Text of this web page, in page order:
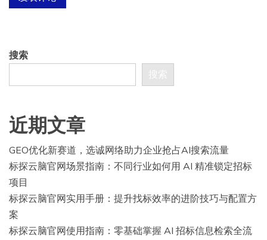
搜索
搜索
近期文章
GEO优化新赛道，选诚网络助力企业抢占AI搜索流量
标探云脑官网场景指南：不同行业如何用 AI 精准锁定招标
项目
标探云脑官网实用手册：提升找标效率的进阶技巧与配置方
案
标探云脑官网使用指南：零基础掌握 AI 招标信息检索全流